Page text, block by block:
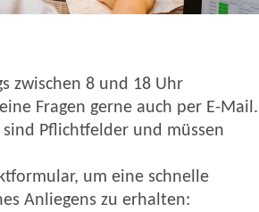
zwischen 8 und 18 Uhr
Fragen gerne auch per E-Mail.
Pflichtfelder und müssen
um eine schnelle
Anliegens zu erhalten: